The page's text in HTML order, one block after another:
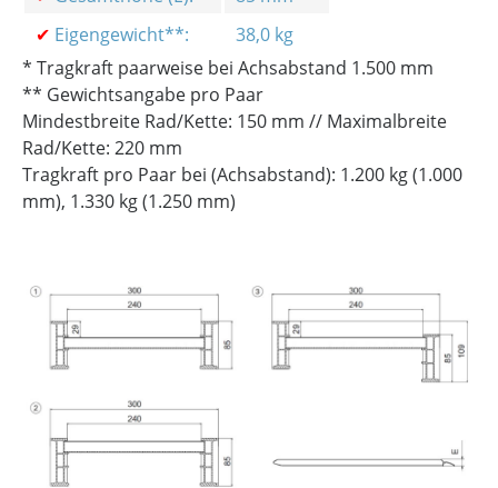
✔ Eigengewicht**:
38,0 kg
* Tragkraft paarweise bei Achsabstand 1.500 mm
** Gewichtsangabe pro Paar
Mindestbreite Rad/Kette: 150 mm // Maximalbreite
Rad/Kette: 220 mm
Tragkraft pro Paar bei (Achsabstand): 1.200 kg (1.000
mm), 1.330 kg (1.250 mm)